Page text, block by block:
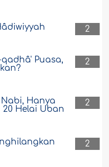
2
2
Puasa,
2
Hanya
20 Helai Uban
2